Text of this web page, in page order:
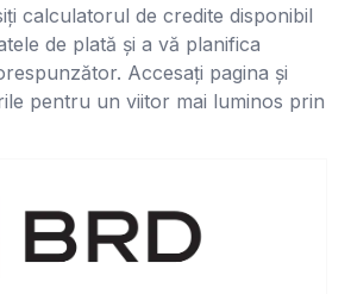
calculatorul de credite disponibil
de plată și a vă planifica
Accesați pagina și
pentru un viitor mai luminos prin